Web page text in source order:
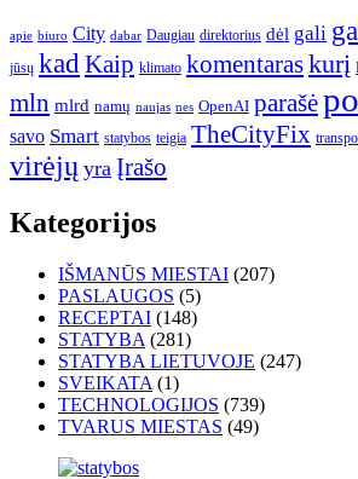
apie biuro City dabar Daugiau direktorius dėl gali
jūsų kad Kaip klimato komentaraskurį
mln mlrd namų naujas nes OpenAI parašė
savo Smart statybos teigia TheCityFix
virėjų yra Įrašo
Kategorijos
IŠMANŪS MIESTAI (207)
PASLAUGOS (5)
RECEPTAI (148)
STATYBA (281)
STATYBA LIETUVOJE (247)
SVEIKATA (1)
TECHNOLOGIJOS (739)
TVARUS MIESTAS (49)